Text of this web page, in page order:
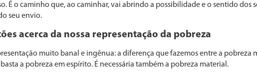
É o caminho que, ao cami­nhar, vai abrindo a possibilidade e o sentido dos
seu envio.
acerca da nossa representação da pobreza
muito banal e ingê­nua: a diferença que fazemos entre a pobreza
a pobreza em espírito. É necessária também a pobreza material.